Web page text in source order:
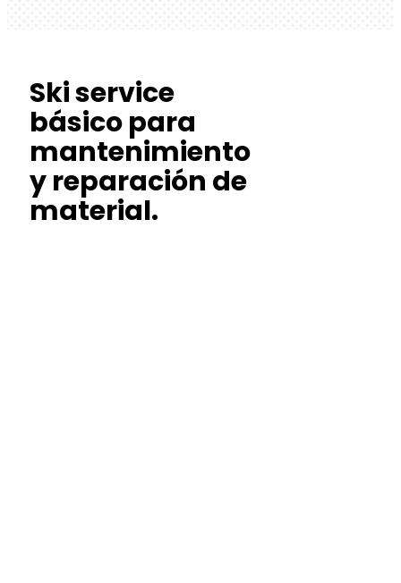
Ski service
básico para
mantenimiento
y reparación de
material.